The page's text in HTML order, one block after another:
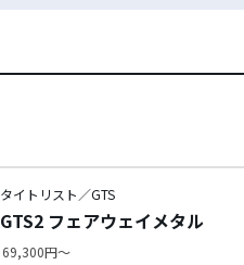
タイトリスト／GTS
GTS2 フェアウェイメタル
69,300円～